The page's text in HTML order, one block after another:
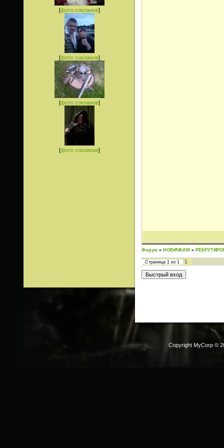
[фото сокланов]
[фото сокланов]
[фото сокланов]
[фото сокланов]
Форум » НОВИЧКАМ »
Страница 1 из 1 1
Copyright MyCorp ©